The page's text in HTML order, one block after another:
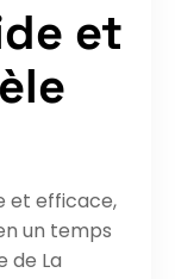
et
et efficace,
un temps
de La